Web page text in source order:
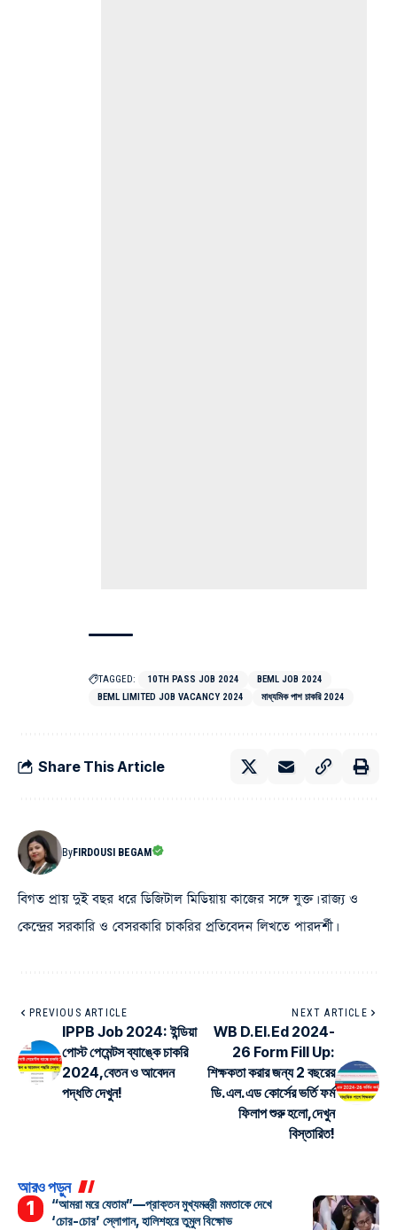
TAGGED: 10TH PASS JOB 2024
BEML JOB 2024
BEML LIMITED JOB VACANCY 2024
মাধ্যমিক পাশ চাকরি 2024
Share This Article
ByFIRDOUSI BEGAM
বিগত প্রায় দুই বছর ধরে ডিজিটাল মিডিয়ায় কাজের সঙ্গে যুক্ত। রাজ্য ও
কেন্দ্রের সরকারি ও বেসরকারি চাকরির প্রতিবেদন লিখতে পারদর্শী।
PREVIOUS ARTICLE
IPPB Job 2024: ইন্ডিয়া
পোস্ট পেমেন্টস ব্যাঙ্কে চাকরি
2024,বেতন ও আবেদন
পদ্ধতি দেখুন!
NEXT ARTICLE
WB D.El.Ed 2024-
26 Form Fill Up:
শিক্ষকতা করার জন্য 2 বছরের
ডি.এল.এড কোর্সের ভর্তি ফর্ম
ফিলাপ শুরু হলো,দেখুন
বিস্তারিত!
আরও পড়ুন
“আমরা মরে যেতাম”—প্রাক্তন মুখ্যমন্ত্রী মমতাকে দেখে
‘চোর-চোর’ স্লোগান, হালিশহরে তুমুল বিক্ষোভ